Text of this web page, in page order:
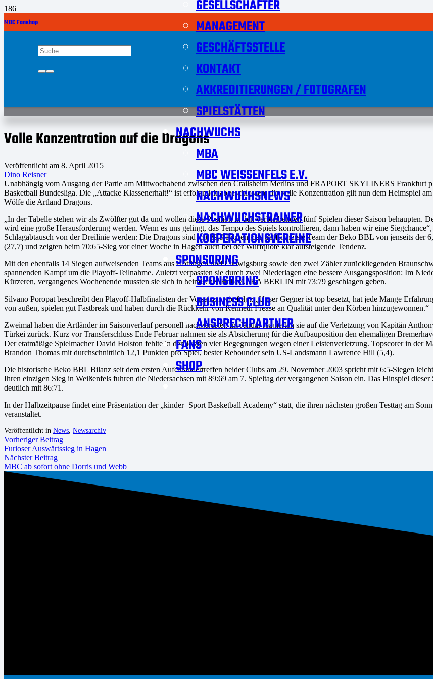
MBC Fanshop
GESELLSCHAFTER
MANAGEMENT
GESCHÄFTSSTELLE
KONTAKT
AKKREDITIERUNGEN / FOTOGRAFEN
SPIELSTÄTTEN
NACHWUCHS
MBA
MBC WEISSENFELS E.V.
NACHWUCHSNEWS
NACHWUCHSTRAINER
KOOPERATIONSVEREINE
SPONSORING
SPONSORING
BUSINESS CLUB
ANSPRECHPARTNER
FANS
SHOP
Volle Konzentration auf die Dragons
Veröffentlicht am 8. April 2015
Dino Reisner
Unabhängig vom Ausgang der Partie am Mittwochabend zwischen den Crailsheim Merlins und FRAPORT SKYLINERS Frankfurt
Basketball Bundesliga. Die „Attacke Klassenerhalt!“ ist erfolgreich abgeschlossen, die volle Konzentration gilt nun dem Heimspiel
Wölfe die Artland Dragons.
„In der Tabelle stehen wir als Zwölfter gut da und wollen diese Position in den verbleibenden fünf Spielen dieser Saison behaupten.
wird eine große Herausforderung werden. Wenn es uns gelingt, das Tempo des Spiels kontrollieren, dann haben wir eine
Schlagabtausch von der Dreilinie werden: Die Dragons sind mit 39,9 Prozent das treffsicherste Team der Beko BBL von jenseits
(27,7) und zeigten beim 70:65-Sieg vor einer Woche in Hagen auch bei der Wurfquote klar aufsteigende Tendenz.
Mit den ebenfalls 14 Siegen aufweisenden Teams aus Göttingen und Ludwigsburg sowie den zwei Zähler zurückliegenden
spannenden Kampf um die Playoff-Teilnahme. Zuletzt verpassten sie durch zwei Niederlagen eine bessere Ausgangsposition: Im
Kürzeren, vergangenes Wochenende mussten sie sich in heimischer Halle ALBA BERLIN mit 73:79 geschlagen geben.
Silvano Poropat beschreibt den Playoff-Halbfinalisten der Vorsaison wie folgt: „Unser Gegner ist top besetzt, hat jede Mange
von außen, spielen gut Fastbreak und haben durch die Rückkehr von Kenneth Frease an Qualität unter den Körben hinzugewonnen.“
Zweimal haben die Artländer im Saisonverlauf personell nachgerüstet: Im Januar reagierten sie auf die Verletzung von Kapitän
Türkei zurück. Kurz vor Transferschluss Ende Februar nahmen sie als Absicherung für die Aufbauposition den ehemaligen
Der etatmäßige Spielmacher David Holston fehlte in den letzten vier Begegnungen wegen einer Leistenverletzung. Topscorer in der
Brandon Thomas mit durchschnittlich 12,1 Punkten pro Spiel, bester Rebounder sein US-Landsmann Lawrence Hill (5,4).
Die historische Beko BBL Bilanz seit dem ersten Aufeinandertreffen beider Clubs am 29. November 2003 spricht mit 6:5-Siegen
Ihren einzigen Sieg in Weißenfels fuhren die Niedersachsen mit 89:69 am 7. Spieltag der vergangenen Saison ein. Das Hinspiel
deutlich mit 86:71.
In der Halbzeitpause findet eine Präsentation der „kinder+Sport Basketball Academy“ statt, die ihren nächsten großen Testtag am
veranstaltet.
Veröffentlicht in News, Newsarchiv
Vorheriger Beitrag
Furioser Auswärtssieg in Hagen
Nächster Beitrag
MBC ab sofort ohne Dorris und Webb